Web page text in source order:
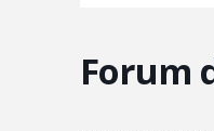
Forum